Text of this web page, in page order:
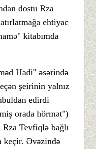
dostu Rza
ehtiyac
kitabımda
Hadi" əsərində
şeirinin yalnız
edirdi
orada hörmət")
Tevfiqlə bağlı
keçir. Əvəzində